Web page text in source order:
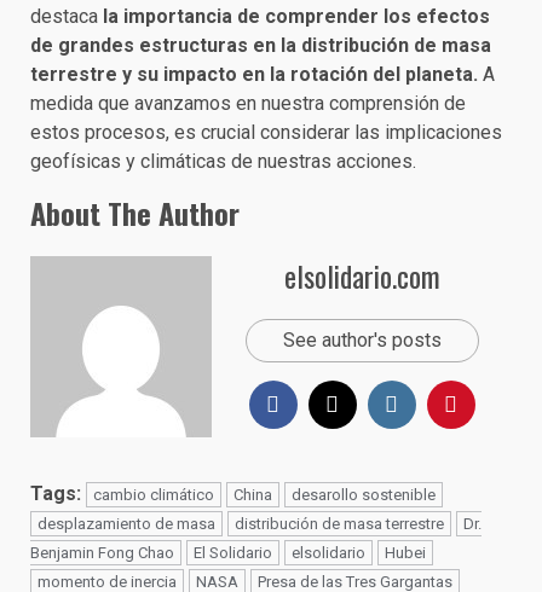
destaca la importancia de comprender los efectos
de grandes estructuras en la distribución de masa
terrestre y su impacto en la rotación del planeta. A
medida que avanzamos en nuestra comprensión de
estos procesos, es crucial considerar las implicaciones
geofísicas y climáticas de nuestras acciones.
About The Author
elsolidario.com
See author's posts
Tags: cambio climático China
desarollo sostenible
desplazamiento de masa
distribución de masa terrestre
Dr.
Benjamin Fong Chao
El Solidario elsolidario
Hubei
momento de inercia
NASA
Presa de las Tres Gargantas